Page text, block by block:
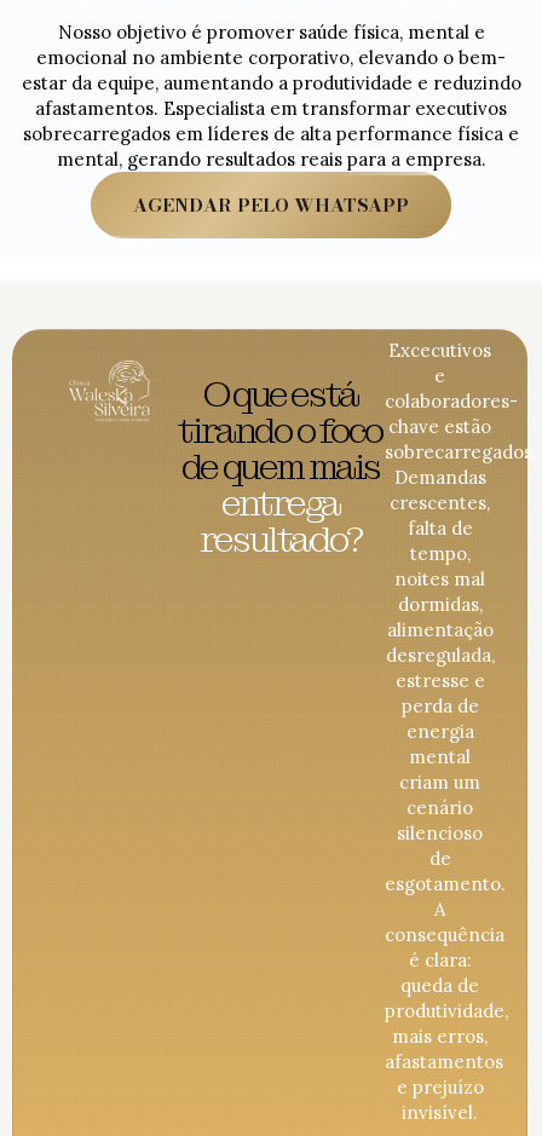
Nosso objetivo é promover saúde física, mental e
emocional no ambiente corporativo, elevando o bem-
estar da equipe, aumentando a produtividade e reduzindo
afastamentos. Especialista em transformar executivos
sobrecarregados em líderes de alta performance física e
mental, gerando resultados reais para a empresa.
AGENDAR PELO WHATSAPP
O que está
tirando o foco
de quem mais
entrega
resultado?
Excecutivos
e
colaboradores-
chave estão
sobrecarregados.
Demandas
crescentes,
falta de
tempo,
noites mal
dormidas,
alimentação
desregulada,
estresse e
perda de
energia
mental
criam um
cenário
silencioso
de
esgotamento.
A
consequência
é clara:
queda de
produtividade,
mais erros,
afastamentos
e prejuízo
invisível.